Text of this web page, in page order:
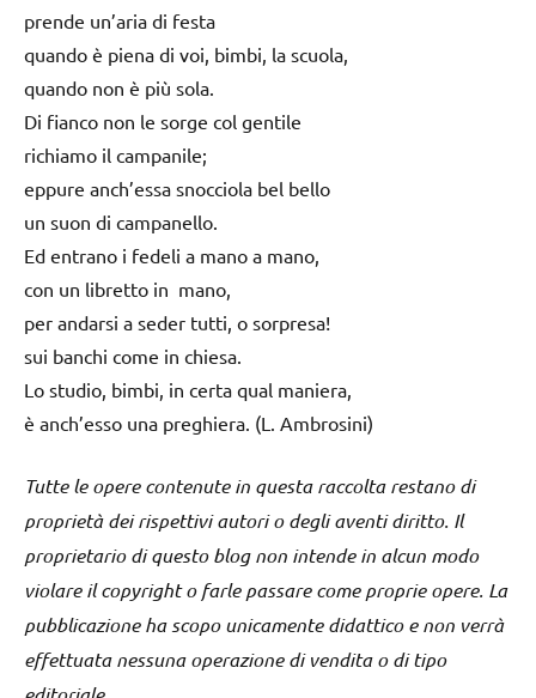
prende un’aria di festa
quando è piena di voi, bimbi, la scuola,
quando non è più sola.
Di fianco non le sorge col gentile
richiamo il campanile;
eppure anch’essa snocciola bel bello
un suon di campanello.
Ed entrano i fedeli a mano a mano,
con un libretto in mano,
per andarsi a seder tutti, o sorpresa!
sui banchi come in chiesa.
Lo studio, bimbi, in certa qual maniera,
è anch’esso una preghiera. (L. Ambrosini)
Tutte le opere contenute in questa raccolta restano di
proprietà dei rispettivi autori o degli aventi diritto. Il
proprietario di questo blog non intende in alcun modo
violare il copyright o farle passare come proprie opere. La
pubblicazione ha scopo unicamente didattico e non verrà
effettuata nessuna operazione di vendita o di tipo